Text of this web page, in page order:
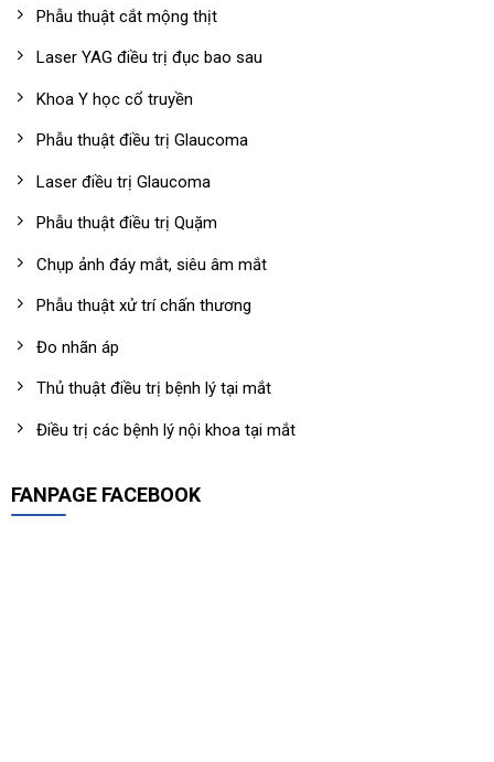
Phẫu thuật cắt mộng thịt
Laser YAG điều trị đục bao sau
Khoa Y học cổ truyền
Phẫu thuật điều trị Glaucoma
Laser điều trị Glaucoma
Phẫu thuật điều trị Quặm
Chụp ảnh đáy mắt, siêu âm mắt
Phẫu thuật xử trí chấn thương
Đo nhãn áp
Thủ thuật điều trị bệnh lý tại mắt
Điều trị các bệnh lý nội khoa tại mắt
FANPAGE FACEBOOK